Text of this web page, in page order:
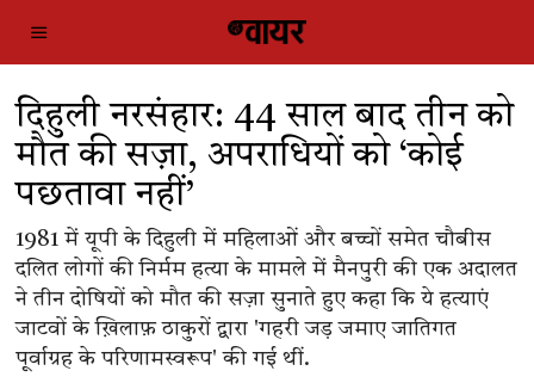
दिहुली नरसंहार: 44 साल बाद तीन को
मौत की सज़ा, अपराधियों को ‘कोई
पछतावा नहीं’
1981 में यूपी के दिहुली में महिलाओं और बच्चों समेत चौबीस
दलित लोगों की निर्मम हत्या के मामले में मैनपुरी की एक अदालत
ने तीन दोषियों को मौत की सज़ा सुनाते हुए कहा कि ये हत्याएं
जाटवों के ख़िलाफ़ ठाकुरों द्वारा 'गहरी जड़ जमाए जातिगत
पूर्वाग्रह के परिणामस्वरूप' की गई थीं.